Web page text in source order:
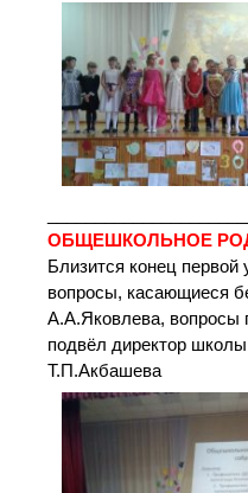
ОБЩЕШКОЛЬНОЕ
Близится конец
вопросы, касающиеся
А.А.Яковлева, вопросы
подвёл директор
Т.П.Акбашева